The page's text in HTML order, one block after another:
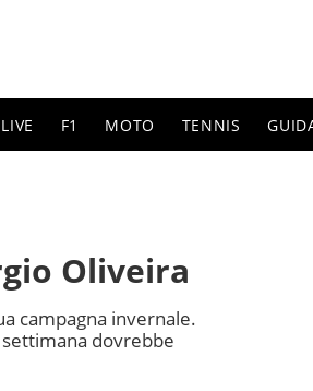
F1 MOTO TENNIS
Oliveira
campagna invernale.
dovrebbe